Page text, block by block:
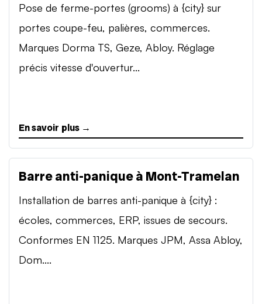
Pose de ferme-portes (grooms) à {city} sur
portes coupe-feu, palières, commerces.
Marques Dorma TS, Geze, Abloy. Réglage
précis vitesse d'ouvertur...
En savoir plus →
Barre anti-panique à Mont-Tramelan
Installation de barres anti-panique à {city} :
écoles, commerces, ERP, issues de secours.
Conformes EN 1125. Marques JPM, Assa Abloy,
Dom....